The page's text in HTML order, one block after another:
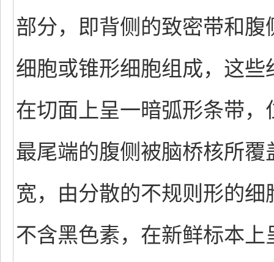
部分，即背侧的致密带和
细胞或锥形细胞组成，这
在切面上呈一暗弧形条带
最尾端的腹侧被脑桥核所
宽，由分散的不规则形的
不含黑色素，在新鲜标本